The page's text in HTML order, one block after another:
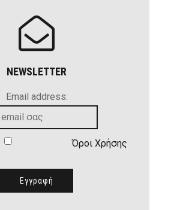
NEWSLETTER
Email address:
Όροι Χρήσης